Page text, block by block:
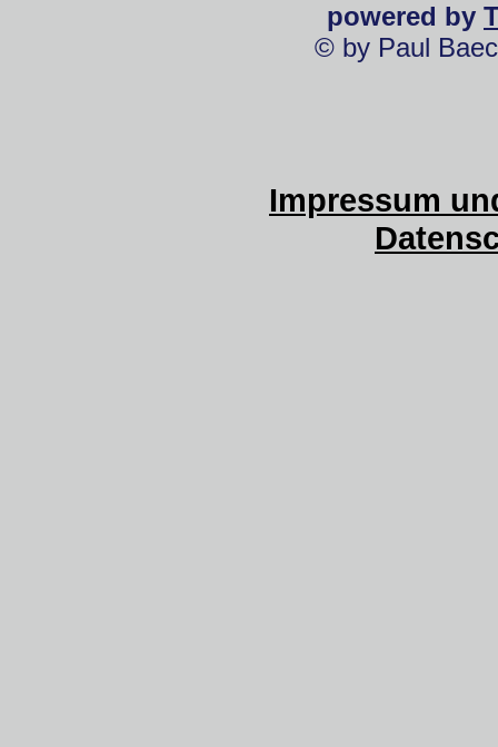
powered by
© by Paul
Impressum